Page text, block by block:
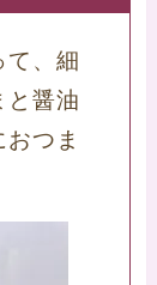
て、細
と醤油
つま